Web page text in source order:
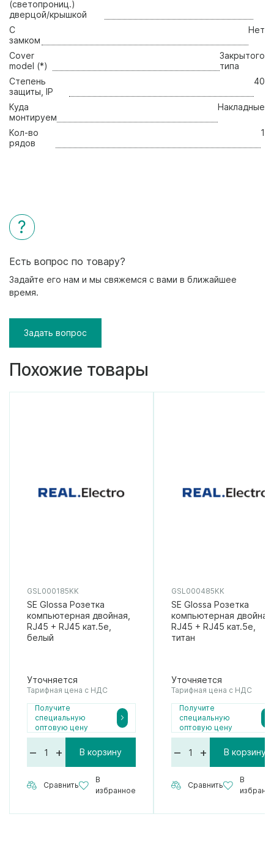
(светопрониц.)
дверцой/крышкой
С
замком
Нет
Cover
model (*)
Закрытого
типа
Степень
защиты, IP
40
Куда
монтируем
Накладные
Кол-во
рядов
1
?
Есть вопрос по товару?
Задайте его нам и мы свяжемся с вами в ближайшее
время.
Задать вопрос
Похожие товары
GSL000185KK
SE Glossa Розетка
компьютерная двойная,
RJ45 + RJ45 кат.5е,
белый
Уточняется
Тарифная цена с НДС
Получите
специальную
оптовую цену
– + В корзину
Сравнить
В
избранное
GSL000485KK
SE Glossa Розетка
компьютерная двойная,
RJ45 + RJ45 кат.5е,
титан
Уточняется
Тарифная цена с НДС
Получите
специальную
оптовую цену
– + В корзину
Сравнить
В